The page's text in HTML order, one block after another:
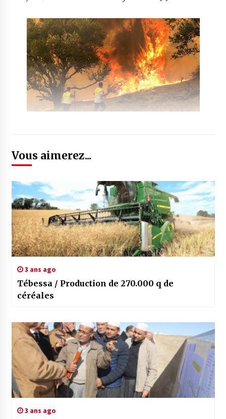
Vous aimerez...
3 ans ago
Tébessa / Production de 270.000 q de
céréales
3 ans ago